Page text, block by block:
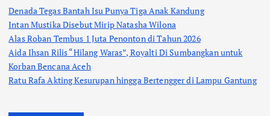
Denada Tegas Bantah Isu Punya Tiga Anak Kandung
Intan Mustika Disebut Mirip Natasha Wilona
Alas Roban Tembus 1 Juta Penonton di Tahun 2026
Aida Ihsan Rilis “Hilang Waras”, Royalti Di Sumbangkan untuk
Korban Bencana Aceh
Ratu Rafa Akting Kesurupan hingga Bertengger di Lampu Gantung